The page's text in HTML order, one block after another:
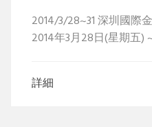
2014/3/28~31 深圳國際
2014年3月28日(星期五)
詳細